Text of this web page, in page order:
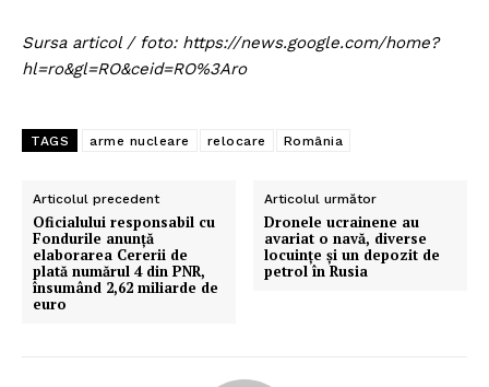
Sursa articol / foto: https://news.google.com/home?
hl=ro&gl=RO&ceid=RO%3Aro
TAGS arme nucleare relocare România
Articolul precedent
Oficialului responsabil cu
Fondurile anunță
elaborarea Cererii de
plată numărul 4 din PNR,
însumând 2,62 miliarde de
euro
Articolul următor
Dronele ucrainene au
avariat o navă, diverse
locuințe și un depozit de
petrol în Rusia